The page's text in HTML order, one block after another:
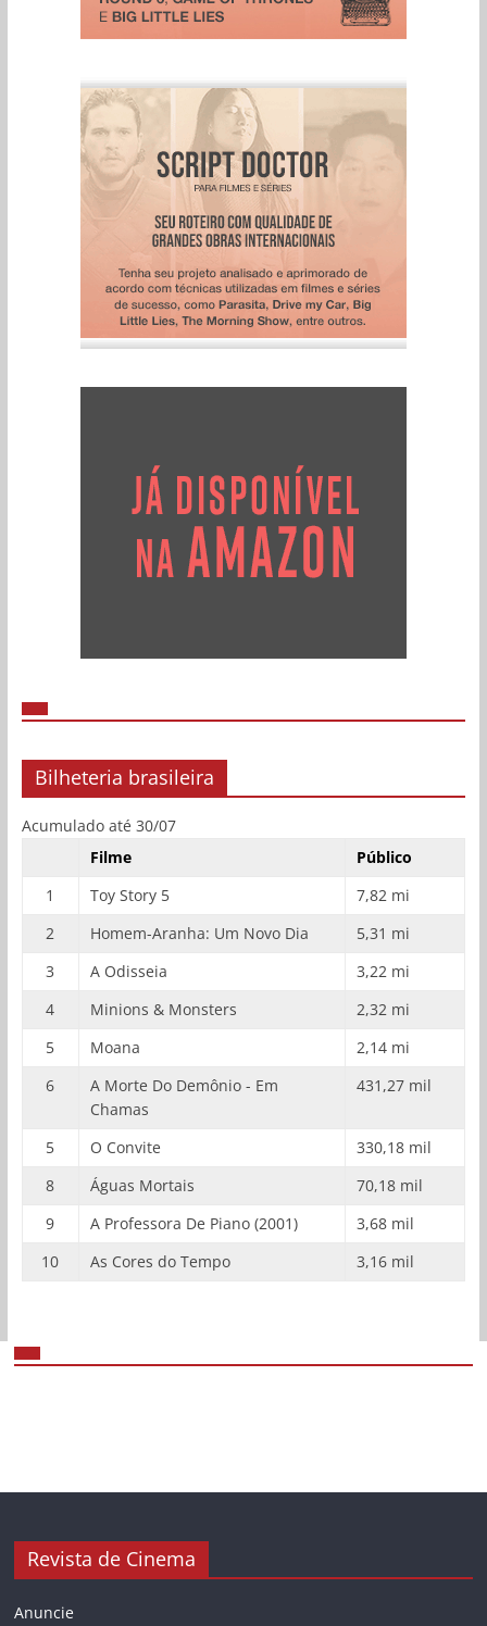
Bilheteria brasileira
Acumulado até 30/07
Filme
Público
1
Toy Story 5
7,82 mi
2
Homem-Aranha: Um Novo Dia
5,31 mi
3
A Odisseia
3,22 mi
4
Minions & Monsters
2,32 mi
5
Moana
2,14 mi
6
A Morte Do Demônio - Em
Chamas
431,27 mil
5 O Convite
330,18 mil
8
Águas Mortais
70,18 mil
9
A Professora De Piano (2001)
3,68 mil
10
As Cores do Tempo 3,16 mil
Revista de Cinema
Anuncie